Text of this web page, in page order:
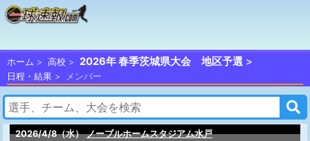
ホーム 高校 2026年 春季茨城県大会 地区予選
日程・結果 メンバー
2026/4/8（水） ノーブルホームスタジアム水戸